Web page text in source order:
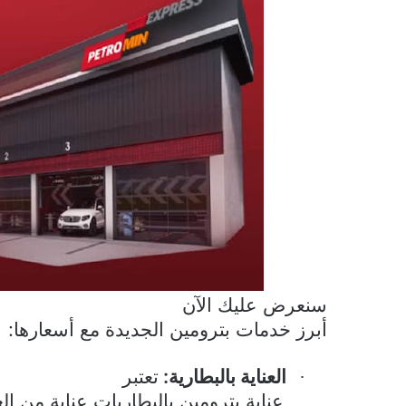
سنعرض عليك الآن
أبرز خدمات بترومين الجديدة مع أسعارها:
· العناية بالبطارية: تعتبر
عناية بترومين بالبطاريات عناية